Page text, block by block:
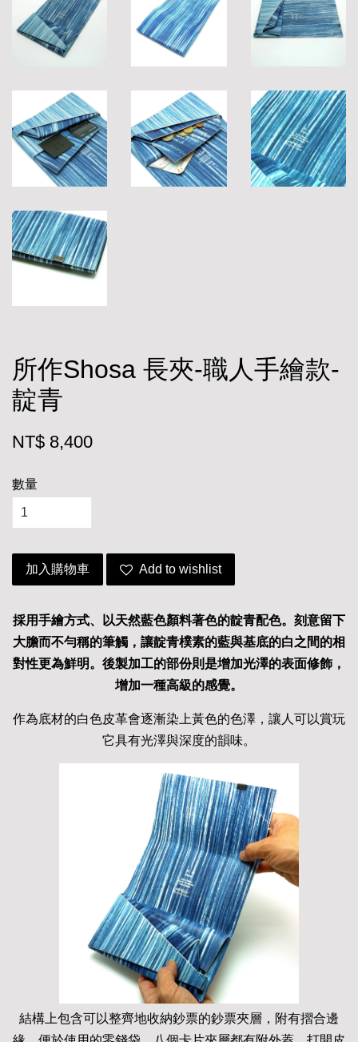
所作Shosa 長夾-職人手繪款-
靛青
NT$ 8,400
數量
加入購物車 Add to wishlist
採用手繪方式、以天然藍色顏料著色的靛青配色。刻意留下
大膽而不勻稱的筆觸，讓靛青樸素的藍與基底的白之間的相
對性更為鮮明。後製加工的部份則是增加光澤的表面修飾，
增加一種高級的感覺。
作為底材的白色皮革會逐漸染上黃色的色澤，讓人可以賞玩
它具有光澤與深度的韻味。
結構上包含可以整齊地收納鈔票的鈔票夾層，附有摺合邊